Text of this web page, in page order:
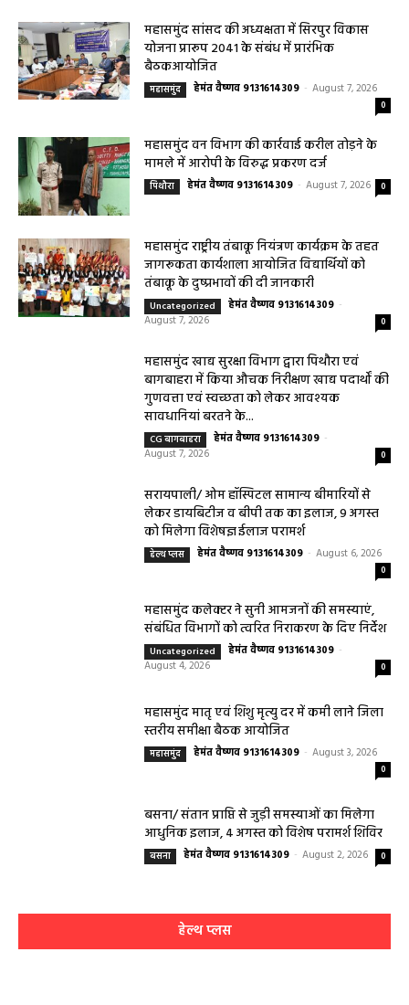
August 2, 2026
सरायपाली/ बिना दर्द और बिना ऑपरेशन होगी
फाइब्रो स्कैन...
August 1, 2026
धर्म कर्म इतिहास
मंगलवार का पंचांग और शुभ समय
May 5, 2026 0
05 May 2026 Today Shubh Muhurat : क्या आप आज कोई नया काम शुरू करने
की सोच रहे हैं? या कोई महत्वपूर्ण निर्णय लेने वाले...
5 May 2026 Ka Rashifal: आज बड़े मंगल के दिन
खुलेंगे इन राशियों के भाग्य के द्वार,पढ़ें दैनिक राशिफल
May 5, 2026
Aaj Ka Panchang 04 May 2026: आज बन रहा है
सर्वार्थ सिद्धि योग, नोट करें दिन के शुभ-अशुभ मुहूर्त, जानें
राहुकाल का समय
Aaj Ka Rashifal 4 May 2026 : सभी 12 राशियों के
लिए कैसा रहेगा आज का दिन, किसे होगा फायदा-नुकसान,
पढ़ें राशिफल